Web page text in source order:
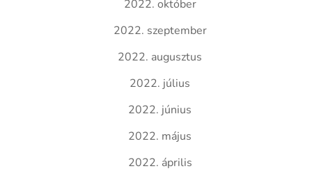
2022. október
2022. szeptember
2022. augusztus
2022. július
2022. június
2022. május
2022. április